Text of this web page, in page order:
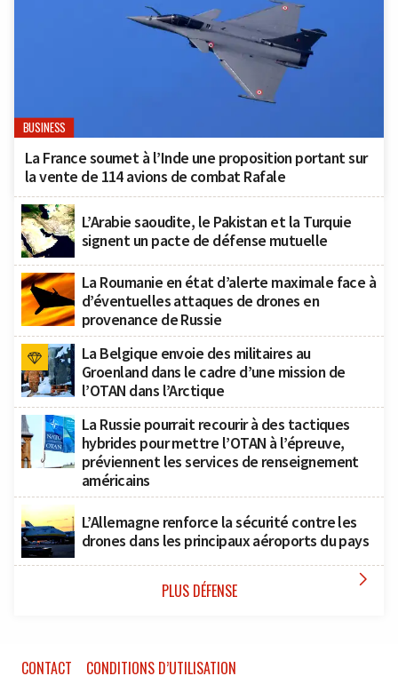
BUSINESS
La France soumet à l’Inde une proposition portant sur
la vente de 114 avions de combat Rafale
L’Arabie saoudite, le Pakistan et la Turquie
signent un pacte de défense mutuelle
La Roumanie en état d’alerte maximale face à
d’éventuelles attaques de drones en
provenance de Russie
La Belgique envoie des militaires au
Groenland dans le cadre d’une mission de
l’OTAN dans l’Arctique
La Russie pourrait recourir à des tactiques
hybrides pour mettre l’OTAN à l’épreuve,
préviennent les services de renseignement
américains
L’Allemagne renforce la sécurité contre les
drones dans les principaux aéroports du pays
PLUS DÉFENSE 
CONTACT CONDITIONS D’UTILISATION